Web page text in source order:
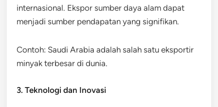
internasional. Ekspor sumber daya alam dapat
menjadi sumber pendapatan yang signifikan.
Contoh: Saudi Arabia adalah salah satu eksportir
minyak terbesar di dunia.
3. Teknologi dan Inovasi